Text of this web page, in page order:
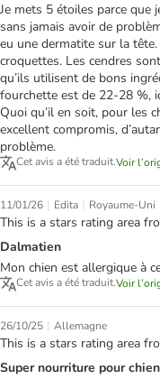
Je mets 5 étoiles parce que
sans jamais avoir de
eu une dermatite sur la
croquettes. Les cendres
qu’ils utilisent de bons
fourchette est de 22-28 %,
Quoi qu’il en soit, pour les
excellent compromis,
problème.
Cet avis a été traduit.Voir
11/01/26 | Edita | Royaume-Uni
This is a stars rating area
Dalmatien
Mon chien est allergique à
Cet avis a été traduit.Voir
26/10/25 | Allemagne
This is a stars rating area
Super nourriture pour